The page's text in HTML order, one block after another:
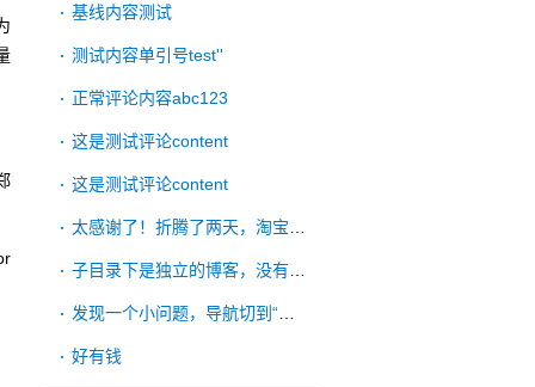
基线内容测试
测试内容单引号test''
正常评论内容abc123
这是测试评论content
这是测试评论content
好有钱